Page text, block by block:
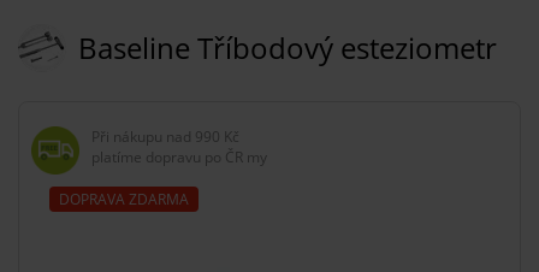
Baseline Tříbodový esteziometr
Při nákupu nad 990 Kč
platíme dopravu po ČR my
DOPRAVA ZDARMA